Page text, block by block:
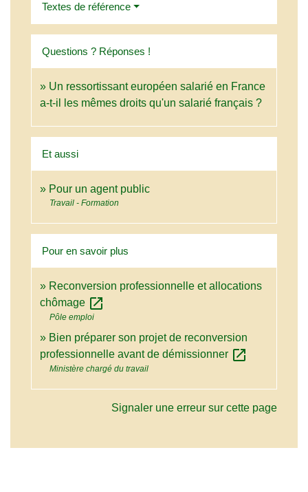
Textes de référence
Questions ? Réponses !
Un ressortissant européen salarié en France
a-t-il les mêmes droits qu'un salarié français ?
Et aussi
Pour un agent public
Travail - Formation
Pour en savoir plus
Reconversion professionnelle et allocations
chômage open_in_new
Pôle emploi
Bien préparer son projet de reconversion
professionnelle avant de démissionner open_in_new
Ministère chargé du travail
Signaler une erreur sur cette page